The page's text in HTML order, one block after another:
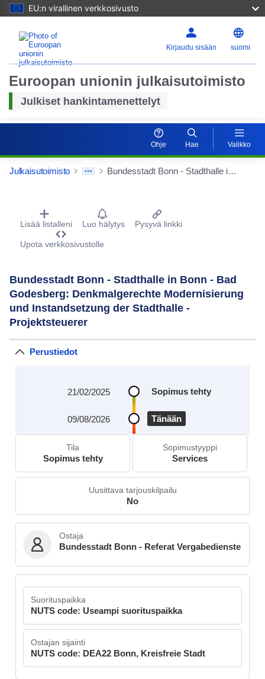
EU:n virallinen verkkosivusto
Kirjaudu sisään suomi
Euroopan unionin julkaisutoimisto
Julkiset hankintamenettelyt
Ohje Hae Valikko
Julkaisutoimisto Bundesstadt Bonn - Stadthalle in Bonn - Bad Godesberg: Denkmalgerechte Modernisierung und Instandsetzung der Stadthalle - Projektsteuerer
Procurement Detail Actions Portlet
Lisää listalleni Luo hälytys Pysyvä linkki
Upota verkkosivustolle
Bundesstadt Bonn - Stadthalle in Bonn - Bad
Godesberg: Denkmalgerechte Modernisierung
und Instandsetzung der Stadthalle -
Projektsteuerer
Perustiedot
Sopimus tehty
21/02/2025
Tänään
09/08/2026
Tila
Sopimus tehty
Sopimustyyppi
Services
Uusittava tarjouskilpailu
No
Ostaja
Bundesstadt Bonn - Referat Vergabedienste
Suorituspaikka
NUTS code: Useampi suorituspaikka
Ostajan sijainti
NUTS code: DEA22 Bonn, Kreisfreie Stadt